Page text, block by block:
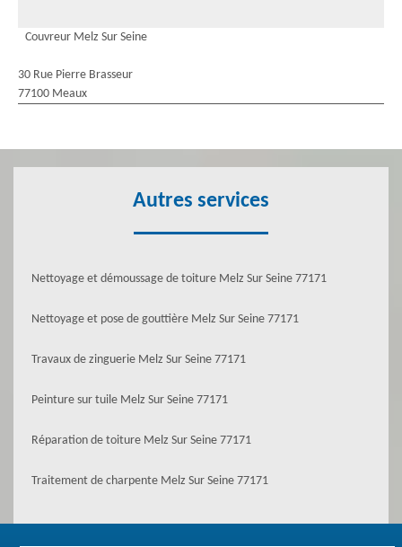
Couvreur Melz Sur Seine
30 Rue Pierre Brasseur
77100 Meaux
Autres services
Nettoyage et démoussage de toiture Melz Sur Seine 77171
Nettoyage et pose de gouttière Melz Sur Seine 77171
Travaux de zinguerie Melz Sur Seine 77171
Peinture sur tuile Melz Sur Seine 77171
Réparation de toiture Melz Sur Seine 77171
Traitement de charpente Melz Sur Seine 77171